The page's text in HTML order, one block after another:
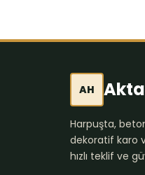
AH
Harpuşta,
dekoratif karo
hızlı teklif ve